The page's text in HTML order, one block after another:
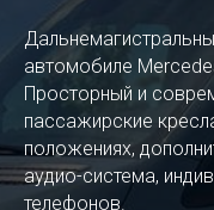
автомобиле
Просторный и
пассажирские
положениях,
аудио-система,
телефонов.